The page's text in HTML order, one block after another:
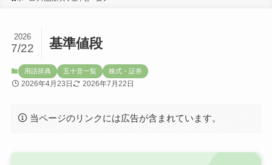
基準値段
2026
7/22
用語辞典 五十音一覧 株式・証券
2026年4月23日 2026年7月22日
当ページのリンクには広告が含まれています。